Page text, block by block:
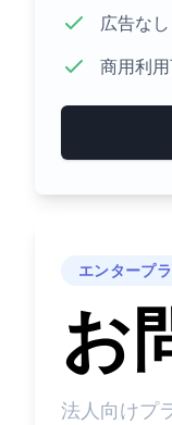
広告なし
商用利
エンタープ
お
法人向けプ